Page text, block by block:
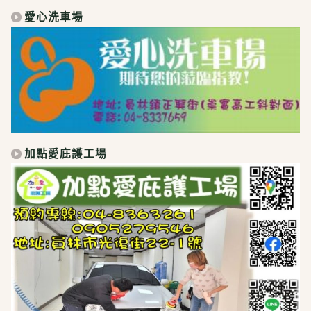
愛心洗車場
加點愛庇護工場